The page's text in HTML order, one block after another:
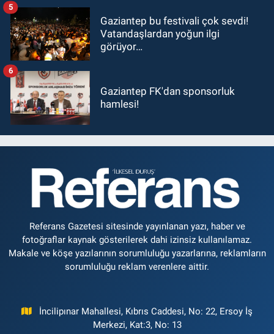
Gaziantep bu festivali çok sevdi!
Vatandaşlardan yoğun ilgi
görüyor…
5
Gaziantep FK'dan sponsorluk
hamlesi!
6
Referans Gazetesi sitesinde yayınlanan yazı, haber ve
fotoğraflar kaynak gösterilerek dahi izinsiz kullanılamaz.
Makale ve köşe yazılarının sorumluluğu yazarlarına, reklamların
sorumluluğu reklam verenlere aittir.
İncilipınar Mahallesi, Kıbrıs Caddesi, No: 22, Ersoy İş
Merkezi, Kat:3, No: 13